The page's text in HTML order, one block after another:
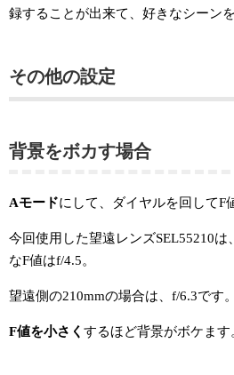
録することが出来て、好きなシーン
その他の設定
背景をボカす場合
Aモードにして、ダイヤルを回してF
今回使用した望遠レンズSEL55210は
なF値はf/4.5。
望遠側の210mmの場合は、f/6.3です。
F値を小さく するほど背景がボケます